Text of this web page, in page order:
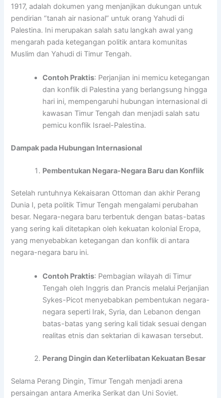
1917, adalah dokumen yang menjanjikan dukungan untuk
pendirian “tanah air nasional” untuk orang Yahudi di
Palestina. Ini merupakan salah satu langkah awal yang
mengarah pada ketegangan politik antara komunitas
Muslim dan Yahudi di Timur Tengah.
Contoh Praktis: Perjanjian ini memicu ketegangan
dan konflik di Palestina yang berlangsung hingga
hari ini, mempengaruhi hubungan internasional di
kawasan Timur Tengah dan menjadi salah satu
pemicu konflik Israel-Palestina.
Dampak pada Hubungan Internasional
Pembentukan Negara-Negara Baru dan Konflik
Setelah runtuhnya Kekaisaran Ottoman dan akhir Perang
Dunia I, peta politik Timur Tengah mengalami perubahan
besar. Negara-negara baru terbentuk dengan batas-batas
yang sering kali ditetapkan oleh kekuatan kolonial Eropa,
yang menyebabkan ketegangan dan konflik di antara
negara-negara baru ini.
Contoh Praktis: Pembagian wilayah di Timur
Tengah oleh Inggris dan Prancis melalui Perjanjian
Sykes-Picot menyebabkan pembentukan negara-
negara seperti Irak, Syria, dan Lebanon dengan
batas-batas yang sering kali tidak sesuai dengan
realitas etnis dan sektarian di kawasan tersebut.
Perang Dingin dan Keterlibatan Kekuatan Besar
Selama Perang Dingin, Timur Tengah menjadi arena
persaingan antara Amerika Serikat dan Uni Soviet.